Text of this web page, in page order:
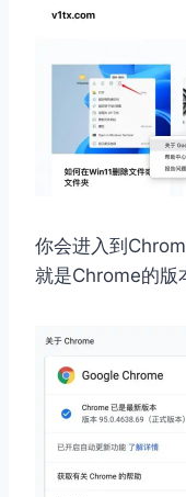
你会进入到
就是Chrome的版